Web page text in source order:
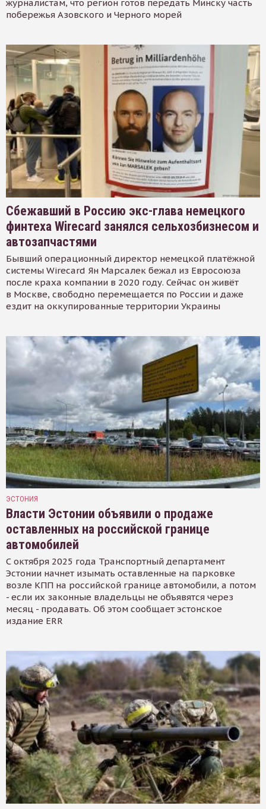
журналистам, что регион готов передать Минску часть
побережья Азовского и Черного морей
Сбежавший в Россию экс-глава немецкого
финтеха Wirecard занялся сельхозбизнесом и
автозапчастями
Бывший операционный директор немецкой платёжной
системы Wirecard Ян Марсалек бежал из Евросоюза
после краха компании в 2020 году. Сейчас он живёт
в Москве, свободно перемещается по России и даже
ездит на оккупированные территории Украины
ЭСТОНИЯ
Власти Эстонии объявили о продаже
оставленных на российской границе
автомобилей
С октября 2025 года Транспортный департамент
Эстонии начнет изымать оставленные на парковке
возле КПП на российской границе автомобили, а потом
- если их законные владельцы не объявятся через
месяц - продавать. Об этом сообщает эстонское
издание ERR